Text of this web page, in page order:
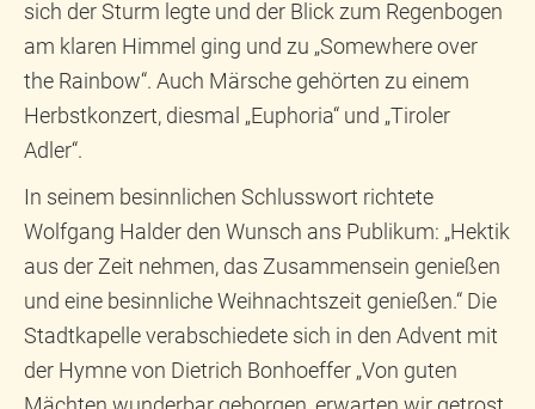
sich der Sturm legte und der Blick zum Regenbogen
am klaren Himmel ging und zu „Somewhere over
the Rainbow“. Auch Märsche gehörten zu einem
Herbstkonzert, diesmal „Euphoria“ und „Tiroler
Adler“.
In seinem besinnlichen Schlusswort richtete
Wolfgang Halder den Wunsch ans Publikum: „Hektik
aus der Zeit nehmen, das Zusammensein genießen
und eine besinnliche Weihnachtszeit genießen.“ Die
Stadtkapelle verabschiedete sich in den Advent mit
der Hymne von Dietrich Bonhoeffer „Von guten